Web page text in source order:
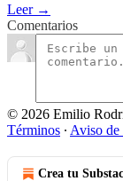
Leer →
Comentarios
© 2026 Emilio
Términos ∙ Aviso de
Crea tu